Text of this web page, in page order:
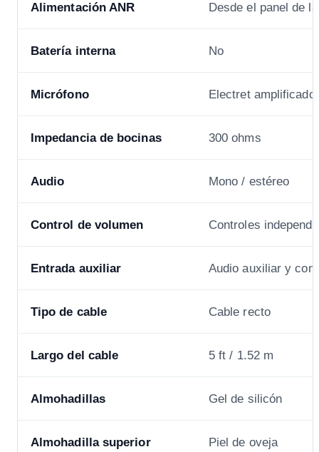
Alimentación ANR Desde el panel de
Batería interna No
Micrófono Electret
Impedancia de bocinas 300 ohms
Audio Mono / estéreo
Control de volumen Controles
Entrada auxiliar Audio auxiliar y
Tipo de cable Cable recto
Largo del cable 5 ft / 1.52 m
Almohadillas Gel de silicón
Almohadilla superior Piel de oveja